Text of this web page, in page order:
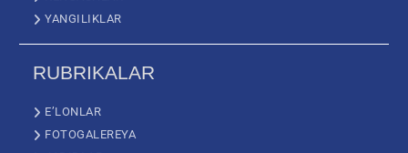
YANGILIKLAR
RUBRIKALAR
E’LONLAR
FOTOGALEREYA